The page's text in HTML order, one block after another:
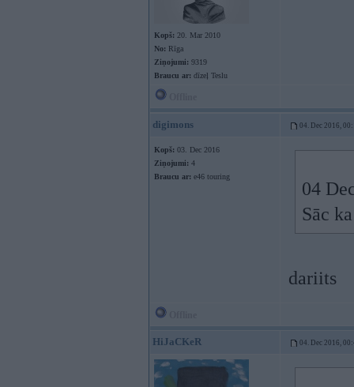
Kopš: 20. Mar 2010
No: Rīga
Ziņojumi: 9319
Braucu ar: dīzeļ Teslu
digimons 04. Dec 2016,
Kopš: 03. Dec 2016
Ziņojumi: 4
Braucu ar: e46 touring
04
Sāc
dariits
HiJaCKeR 04. Dec 2016,